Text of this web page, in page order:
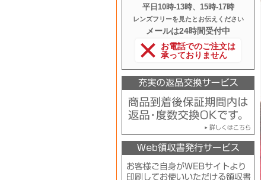
平日10時‐13時、15時‐17時
レンズフリーを見たとお伝えください
メールは24時間受付中
お電話でのご注文は
承っておりません